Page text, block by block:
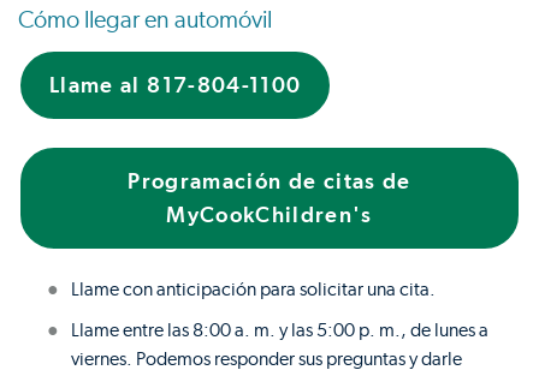
Cómo llegar en automóvil
Llame al 817-804-1100
Programación de citas de
MyCookChildren's
Llame con anticipación para solicitar una cita.
Llame entre las 8:00 a. m. y las 5:00 p. m., de lunes a
viernes. Podemos responder sus preguntas y darle